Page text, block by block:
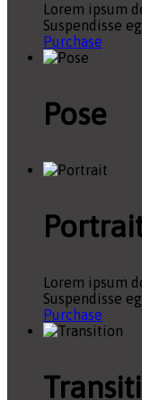
Lorem ipsum
Suspendisse
Purchase
Pose
Lorem ipsum
Suspendisse
Purchase